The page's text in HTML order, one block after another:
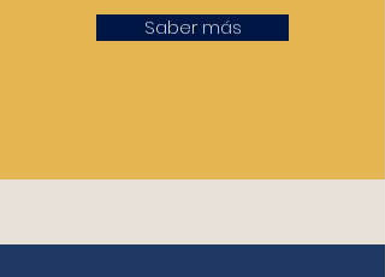
Saber más